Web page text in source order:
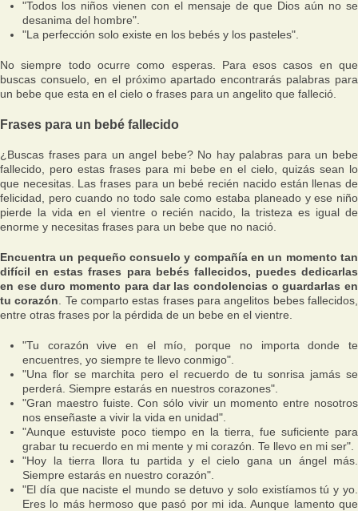
"Todos los niños vienen con el mensaje de que Dios aún no se
desanima del hombre".
"La perfección solo existe en los bebés y los pasteles".
No siempre todo ocurre como esperas. Para esos casos en que
buscas consuelo, en el próximo apartado encontrarás palabras para
un bebe que esta en el cielo o frases para un angelito que falleció.
Frases para un bebé fallecido
¿Buscas frases para un angel bebe? No hay palabras para un bebe
fallecido, pero estas frases para mi bebe en el cielo, quizás sean lo
que necesitas. Las frases para un bebé recién nacido están llenas de
felicidad, pero cuando no todo sale como estaba planeado y ese niño
pierde la vida en el vientre o recién nacido, la tristeza es igual de
enorme y necesitas frases para un bebe que no nació.
Encuentra un pequeño consuelo y compañía en un momento tan
difícil en estas frases para bebés fallecidos, puedes dedicarlas
en ese duro momento para dar las condolencias o guardarlas en
tu corazón . Te comparto estas frases para angelitos bebes fallecidos,
entre otras frases por la pérdida de un bebe en el vientre.
"Tu corazón vive en el mío, porque no importa donde te
encuentres, yo siempre te llevo conmigo".
"Una flor se marchita pero el recuerdo de tu sonrisa jamás se
perderá. Siempre estarás en nuestros corazones".
"Gran maestro fuiste. Con sólo vivir un momento entre nosotros
nos enseñaste a vivir la vida en unidad".
"Aunque estuviste poco tiempo en la tierra, fue suficiente para
grabar tu recuerdo en mi mente y mi corazón. Te llevo en mi ser".
"Hoy la tierra llora tu partida y el cielo gana un ángel más.
Siempre estarás en nuestro corazón".
"El día que naciste el mundo se detuvo y solo existíamos tú y yo.
Eres lo más hermoso que pasó por mi ida. Aunque lamento que